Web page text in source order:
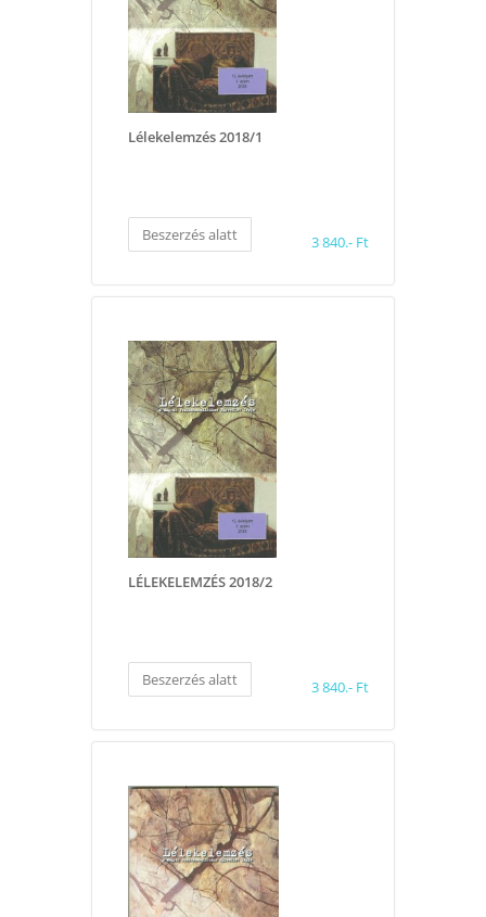
Lélekelemzés 2018/1
Beszerzés alatt 3 840.- Ft
LÉLEKELEMZÉS 2018/2
Beszerzés alatt 3 840.- Ft